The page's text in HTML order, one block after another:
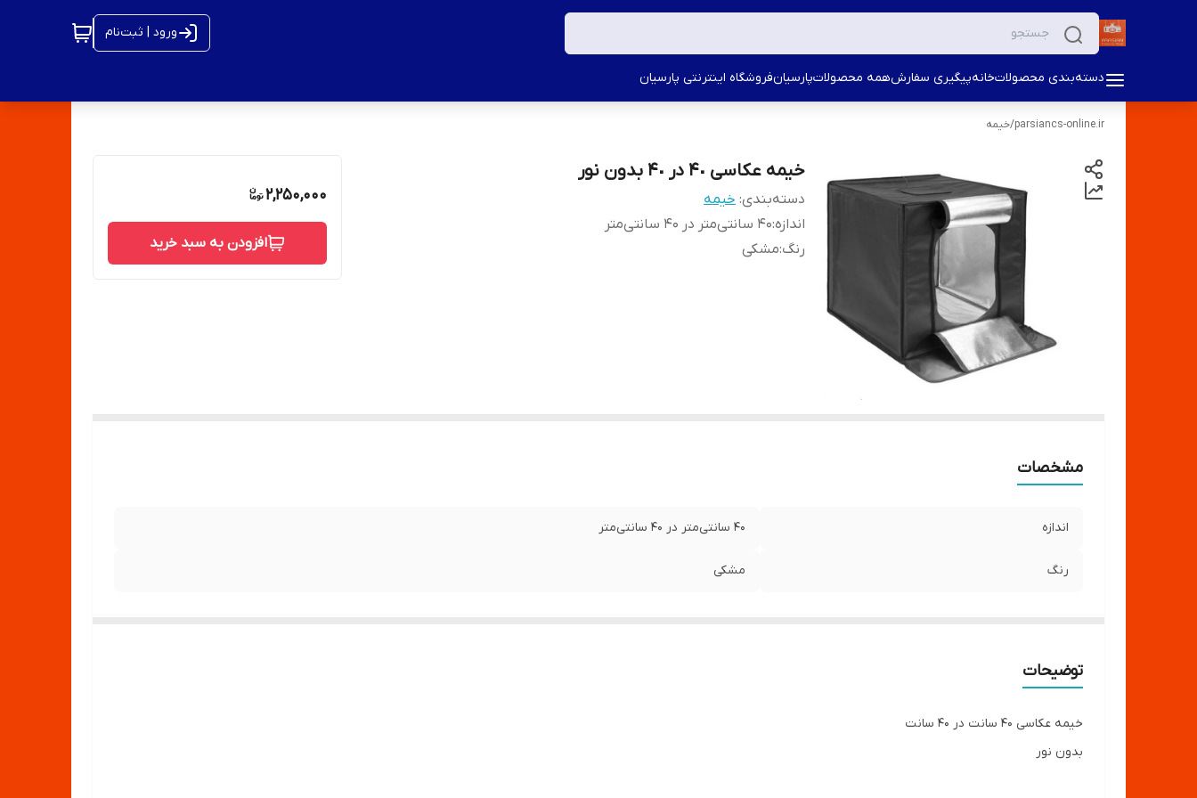
ورود | ثبت‌نام
دسته‌بندی محصولاتخانهپیگیری سفارشهمه محصولاتپارسیانفروشگاه اینترنتی پارسیان
parsiancs-online.ir
/خیمه
خیمه عکاسی ۴٠ در ۴٠ بدون نور
دسته‌بندی: خیمه
اندازه:40 سانتی‌متر در 40 سانتی‌متر
رنگ:مشکی
2,250,000
افزودن به سبد خرید
مشخصات
اندازه 40 سانتی‌متر در 40 سانتی‌متر
رنگ مشکی
توضیحات
خیمه عکاسی 40 سانت در 40 سانت
بدون نور